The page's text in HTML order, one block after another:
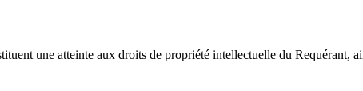
une atteinte aux droits de propriété intellectuelle du Requérant,